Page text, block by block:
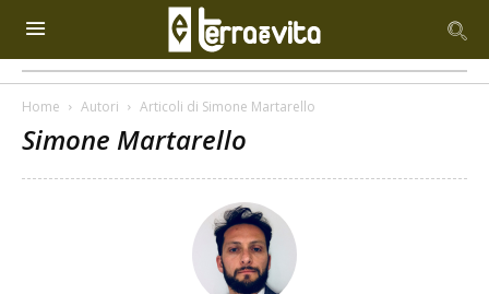
Home Autori Articoli di Simone Martarello
Simone Martarello